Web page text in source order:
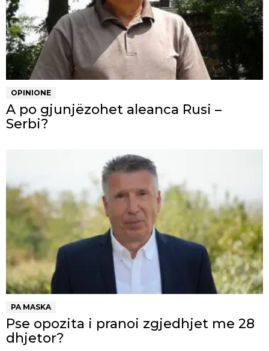
OPINIONE
A po gjunjëzohet aleanca Rusi –
Serbi?
PA MASKA
Pse opozita i pranoi zgjedhjet me 28
dhjetor?